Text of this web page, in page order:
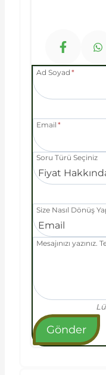
Ad Soyad *
Email *
Soru Türü Seçiniz
Size Nasıl Dönüş
Mesajınızı
Gönder